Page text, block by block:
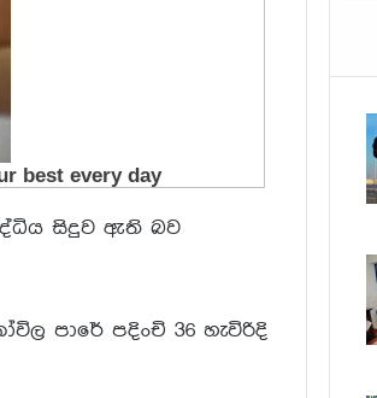
සිදුව ඇති බව
පාරේ පදිංචි 36 හැවිරිදි